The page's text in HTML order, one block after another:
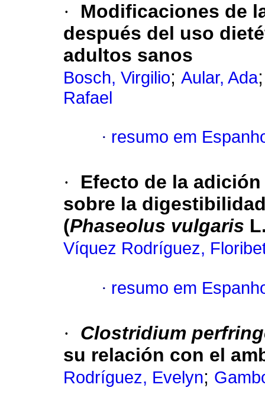
·
Modificaciones de
después del uso
adultos sanos
Bosch, Virgilio; Aular, Ada
Rafael
· resumo em
·
Efecto de la
sobre la
(Phaseolus vulgaris
Víquez Rodríguez,
· resumo em
·
Clostridium
su relación con el
Rodríguez, Evelyn;